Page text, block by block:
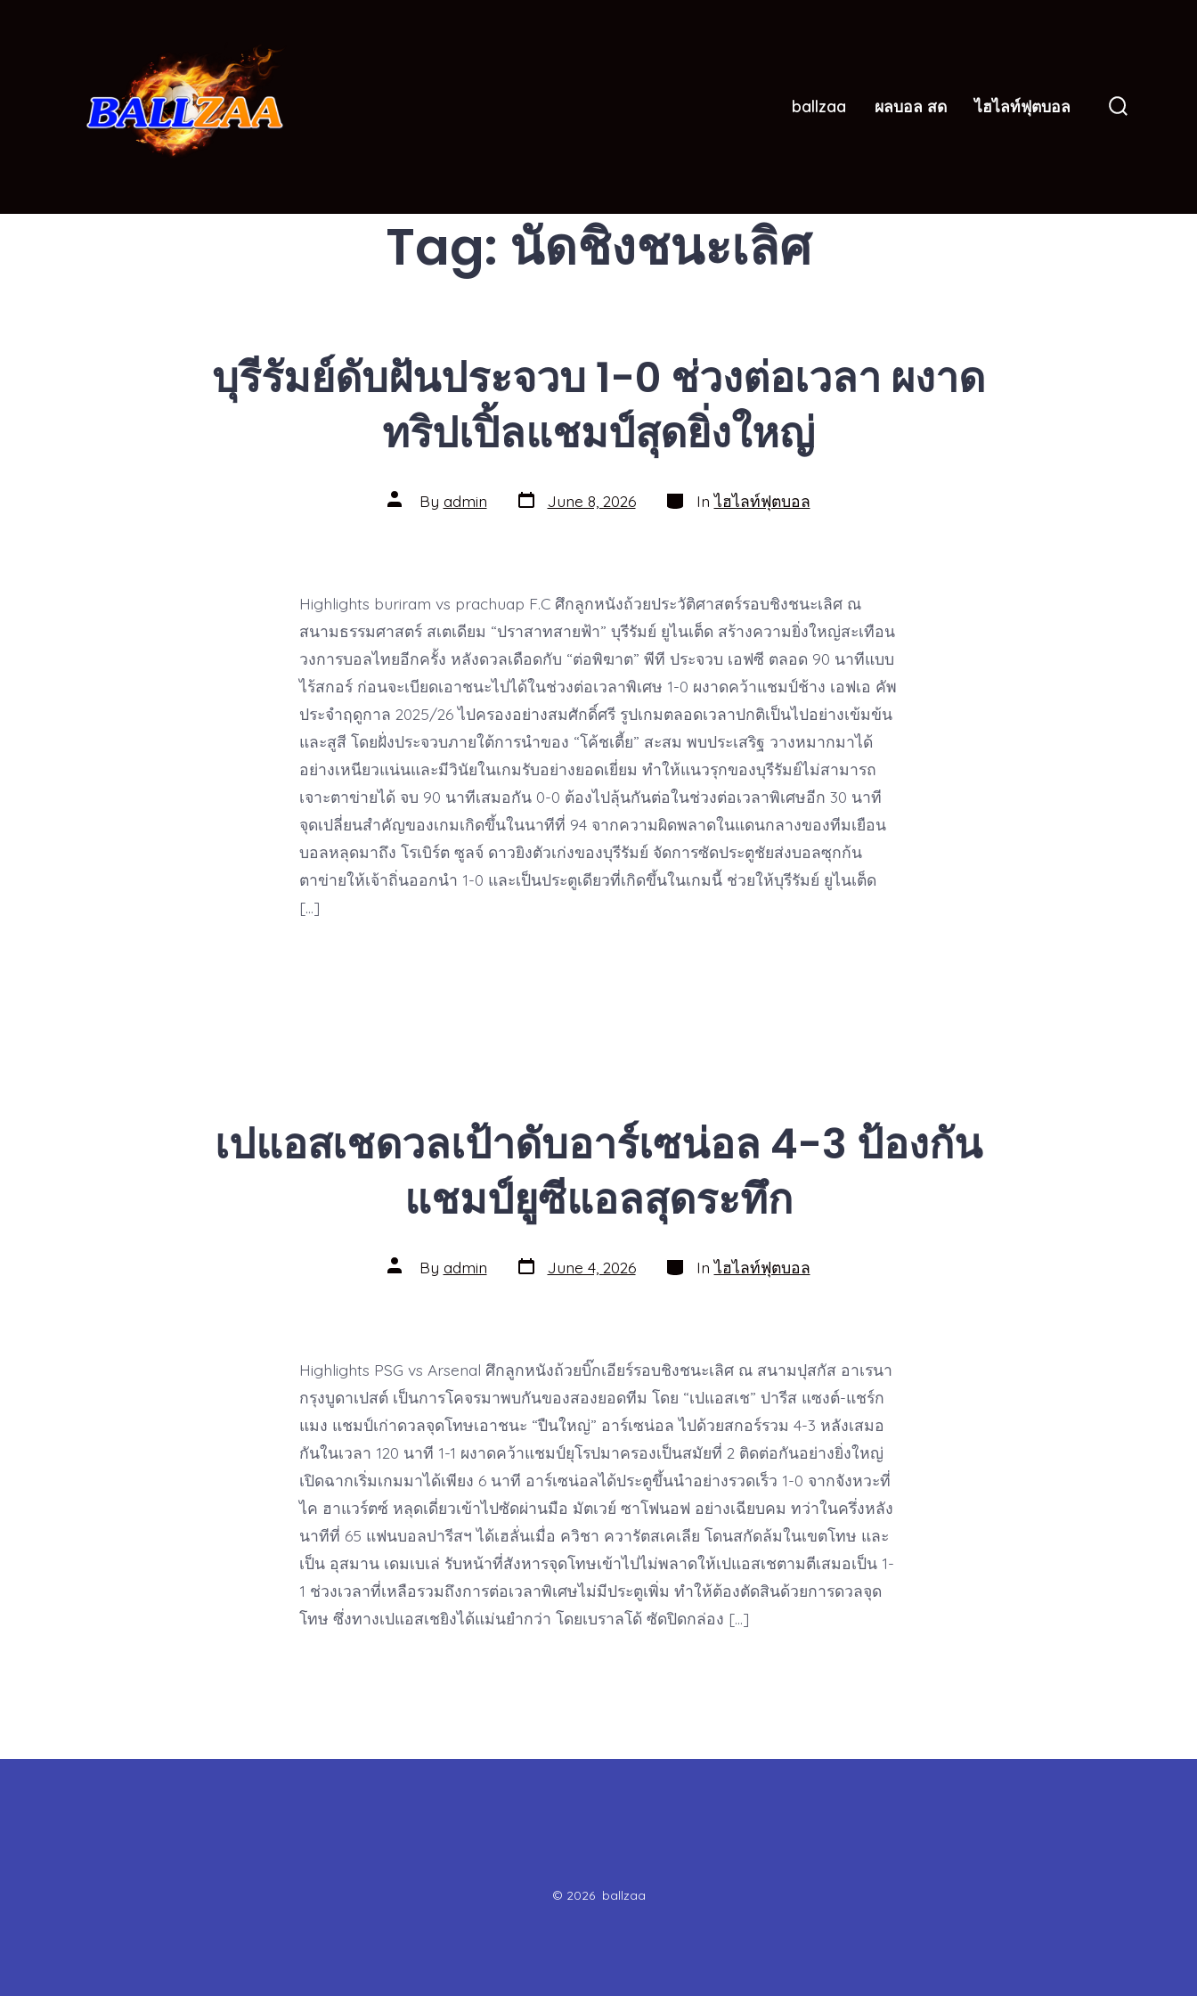
ballzaa ผลบอล สด ไฮไลท์ฟุตบอล
Tag: นัดชิงชนะเลิศ
บุรีรัมย์ดับฝันประจวบ 1-0 ช่วงต่อเวลา ผงาด
ทริปเปิ้ลแชมป์สุดยิ่งใหญ่
Post
author
By admin Post
date
June 8, 2026 Categories
Inไฮไลท์ฟุตบอล
Highlights buriram vs prachuap F.C ศึกลูกหนังถ้วยประวัติศาสตร์รอบชิงชนะเลิศ ณ
สนามธรรมศาสตร์ สเตเดียม “ปราสาทสายฟ้า” บุรีรัมย์ ยูไนเต็ด สร้างความยิ่งใหญ่สะเทือน
วงการบอลไทยอีกครั้ง หลังดวลเดือดกับ “ต่อพิฆาต” พีที ประจวบ เอฟซี ตลอด 90 นาทีแบบ
ไร้สกอร์ ก่อนจะเบียดเอาชนะไปได้ในช่วงต่อเวลาพิเศษ 1-0 ผงาดคว้าแชมป์ช้าง เอฟเอ คัพ
ประจำฤดูกาล 2025/26 ไปครองอย่างสมศักดิ์ศรี รูปเกมตลอดเวลาปกติเป็นไปอย่างเข้มข้น
และสูสี โดยฝั่งประจวบภายใต้การนำของ “โค้ชเตี้ย” สะสม พบประเสริฐ วางหมากมาได้
อย่างเหนียวแน่นและมีวินัยในเกมรับอย่างยอดเยี่ยม ทำให้แนวรุกของบุรีรัมย์ไม่สามารถ
เจาะตาข่ายได้ จบ 90 นาทีเสมอกัน 0-0 ต้องไปลุ้นกันต่อในช่วงต่อเวลาพิเศษอีก 30 นาที
จุดเปลี่ยนสำคัญของเกมเกิดขึ้นในนาทีที่ 94 จากความผิดพลาดในแดนกลางของทีมเยือน
บอลหลุดมาถึง โรเบิร์ต ซูลจ์ ดาวยิงตัวเก่งของบุรีรัมย์ จัดการซัดประตูชัยส่งบอลซุกก้น
ตาข่ายให้เจ้าถิ่นออกนำ 1-0 และเป็นประตูเดียวที่เกิดขึ้นในเกมนี้ ช่วยให้บุรีรัมย์ ยูไนเต็ด
[…]
เปแอสเชดวลเป้าดับอาร์เซน่อล 4-3 ป้องกัน
แชมป์ยูซีแอลสุดระทึก
Post
author
By admin Post
date
June 4, 2026 Categories
Inไฮไลท์ฟุตบอล
Highlights PSG vs Arsenal ศึกลูกหนังถ้วยบิ๊กเอียร์รอบชิงชนะเลิศ ณ สนามปุสกัส อาเรนา
กรุงบูดาเปสต์ เป็นการโคจรมาพบกันของสองยอดทีม โดย “เปแอสเช” ปารีส แซงต์-แชร์ก
แมง แชมป์เก่าดวลจุดโทษเอาชนะ “ปืนใหญ่” อาร์เซน่อล ไปด้วยสกอร์รวม 4-3 หลังเสมอ
กันในเวลา 120 นาที 1-1 ผงาดคว้าแชมป์ยุโรปมาครองเป็นสมัยที่ 2 ติดต่อกันอย่างยิ่งใหญ่
เปิดฉากเริ่มเกมมาได้เพียง 6 นาที อาร์เซน่อลได้ประตูขึ้นนำอย่างรวดเร็ว 1-0 จากจังหวะที่
ไค ฮาแวร์ตซ์ หลุดเดี่ยวเข้าไปซัดผ่านมือ มัตเวย์ ซาโฟนอฟ อย่างเฉียบคม ทว่าในครึ่งหลัง
นาทีที่ 65 แฟนบอลปารีสฯ ได้เฮลั่นเมื่อ ควิชา ควารัตสเคเลีย โดนสกัดล้มในเขตโทษ และ
เป็น อุสมาน เดมเบเล่ รับหน้าที่สังหารจุดโทษเข้าไปไม่พลาดให้เปแอสเชตามตีเสมอเป็น 1-
1 ช่วงเวลาที่เหลือรวมถึงการต่อเวลาพิเศษไม่มีประตูเพิ่ม ทำให้ต้องตัดสินด้วยการดวลจุด
โทษ ซึ่งทางเปแอสเชยิงได้แม่นยำกว่า โดยเบราลโด้ ซัดปิดกล่อง […]
© 2026 ballzaa